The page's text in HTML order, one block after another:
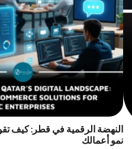
النهضة الرقمية في قطر: كيف تقود
نمو أعمالك